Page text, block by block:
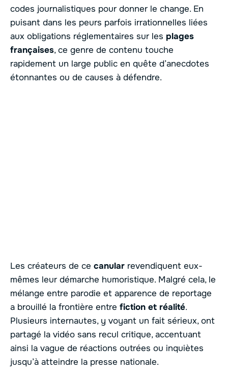
codes journalistiques pour donner le change. En
puisant dans les peurs parfois irrationnelles liées
aux obligations réglementaires sur les plages
françaises, ce genre de contenu touche
rapidement un large public en quête d’anecdotes
étonnantes ou de causes à défendre.
Les créateurs de ce canular revendiquent eux-
mêmes leur démarche humoristique. Malgré cela, le
mélange entre parodie et apparence de reportage
a brouillé la frontière entre fiction et réalité.
Plusieurs internautes, y voyant un fait sérieux, ont
partagé la vidéo sans recul critique, accentuant
ainsi la vague de réactions outrées ou inquiètes
jusqu’à atteindre la presse nationale.